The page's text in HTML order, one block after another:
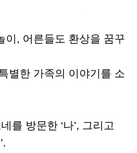
이, 어른들도 환상을 꿈꾸
별한 가족의 이야기를 소
를 방문한 ‘나’, 그리고